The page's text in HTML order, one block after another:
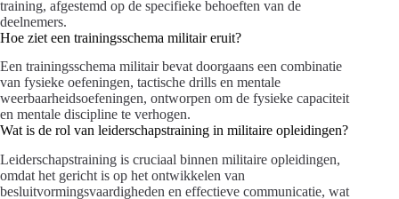
training, afgestemd op de specifieke behoeften van de
deelnemers.
Hoe ziet een trainingsschema militair eruit?
Een trainingsschema militair bevat doorgaans een combinatie
van fysieke oefeningen, tactische drills en mentale
weerbaarheidsoefeningen, ontworpen om de fysieke capaciteit
en mentale discipline te verhogen.
Wat is de rol van leiderschapstraining in militaire opleidingen?
Leiderschapstraining is cruciaal binnen militaire opleidingen,
omdat het gericht is op het ontwikkelen van
besluitvormingsvaardigheden en effectieve communicatie, wat